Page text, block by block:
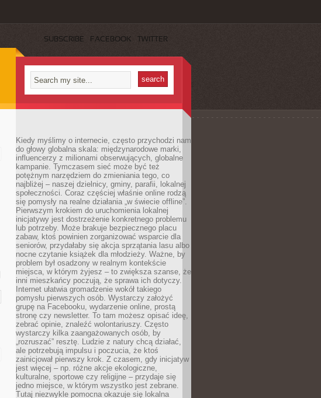
SUBSCRIBE FACEBOOK TWITTER
Kiedy myślimy o internecie, często przychodzi nam
do głowy globalna skala: międzynarodowe marki,
influencerzy z milionami obserwujących, globalne
kampanie. Tymczasem sieć może być też
potężnym narzędziem do zmieniania tego, co
najbliżej – naszej dzielnicy, gminy, parafii, lokalnej
społeczności. Coraz częściej właśnie online rodzą
się pomysły na realne działania „w świecie offline”.
Pierwszym krokiem do uruchomienia lokalnej
inicjatywy jest dostrzeżenie konkretnego problemu
lub potrzeby. Może brakuje bezpiecznego placu
zabaw, ktoś powinien zorganizować wsparcie dla
seniorów, przydałaby się akcja sprzątania lasu albo
nocne czytanie książek dla młodzieży. Ważne, by
problem był osadzony w realnym kontekście
miejsca, w którym żyjesz – to zwiększa szanse, że
inni mieszkańcy poczują, że sprawa ich dotyczy.
Internet ułatwia gromadzenie wokół takiego
pomysłu pierwszych osób. Wystarczy założyć
grupę na Facebooku, wydarzenie online, prostą
stronę czy newsletter. To tam możesz opisać ideę,
zebrać opinie, znaleźć wolontariuszy. Często
wystarczy kilka zaangażowanych osób, by
„rozruszać” resztę. Ludzie z natury chcą działać,
ale potrzebują impulsu i poczucia, że ktoś
zainicjował pierwszy krok. Z czasem, gdy inicjatyw
jest więcej – np. różne akcje ekologiczne,
kulturalne, sportowe czy religijne – przydaje się
jedno miejsce, w którym wszystko jest zebrane.
Tutaj niezwykle pomocna okazuje się lokalna